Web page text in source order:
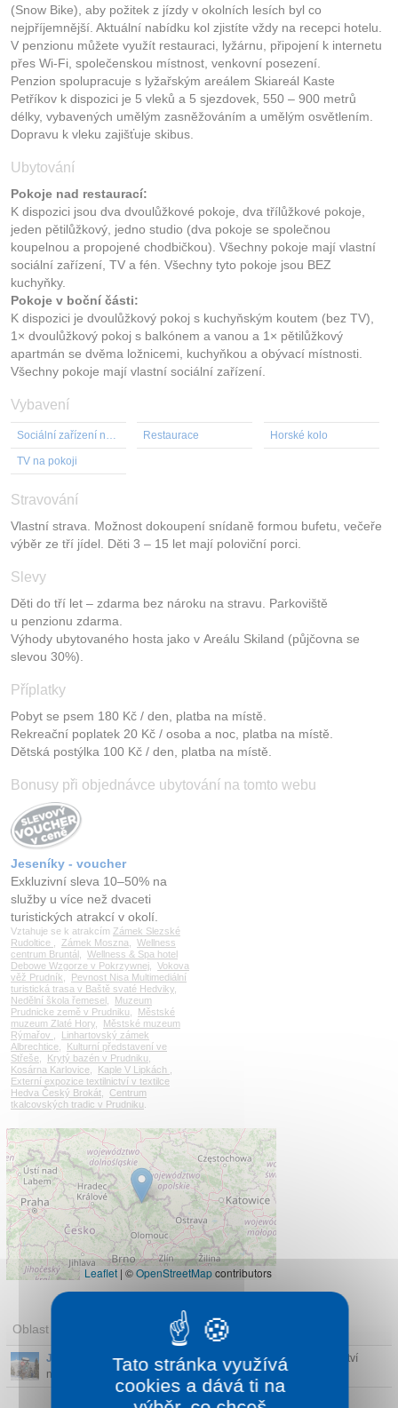
(Snow Bike), aby požitek z jízdy v okolních lesích byl co
nejpříjemnější. Aktuální nabídku kol zjistíte vždy na recepci hotelu.
V penzionu můžete využít restauraci, lyžárnu, připojení k internetu
přes Wi-Fi, společenskou místnost, venkovní posezení.
Penzion spolupracuje s lyžařským areálem Skiareál Kaste
Petříkov k dispozici je 5 vleků a 5 sjezdovek, 550 – 900 metrů
délky, vybavených umělým zasněžováním a umělým osvětlením.
Dopravu k vleku zajišťuje skibus.
Ubytování
Pokoje nad restaurací:
K dispozici jsou dva dvoulůžkové pokoje, dva třílůžkové pokoje,
jeden pětilůžkový, jedno studio (dva pokoje se společnou
koupelnou a propojené chodbičkou). Všechny pokoje mají vlastní
sociální zařízení, TV a fén. Všechny tyto pokoje jsou BEZ
kuchyňky.
Pokoje v boční části:
K dispozici je dvoulůžkový pokoj s kuchyňským koutem (bez TV),
1× dvoulůžkový pokoj s balkónem a vanou a 1× pětilůžkový
apartmán se dvěma ložnicemi, kuchyňkou a obývací místnosti.
Všechny pokoje mají vlastní sociální zařízení.
Vybavení
Sociální zařízení na pokoji Restaurace Horské kolo
TV na pokoji
Stravování
Vlastní strava. Možnost dokoupení snídaně formou bufetu, večeře
výběr ze tří jídel. Děti 3 – 15 let mají poloviční porci.
Slevy
Děti do tří let – zdarma bez nároku na stravu. Parkoviště
u penzionu zdarma.
Výhody ubytovaného hosta jako v Areálu Skiland (půjčovna se
slevou 30%).
Příplatky
Pobyt se psem 180 Kč / den, platba na místě.
Rekreační poplatek 20 Kč / osoba a noc, platba na místě.
Dětská postýlka 100 Kč / den, platba na místě.
Bonusy při objednávce ubytování na tomto webu
Jeseníky - voucher
Exkluzivní sleva 10–50% na
služby u více než dvaceti
turistických atrakcí v okolí.
Vztahuje se k atrakcím Zámek Slezské
Rudoltice
Zámek Moszna
Wellness
centrum Bruntál
Wellness & Spa hotel
Debowe Wzgorze v Pokrzywnej
Vokova
věž Prudník
Pevnost Nisa Multimediální
turistická trasa v Baště svaté Hedviky
Nedělní škola řemesel
Muzeum
Prudnicke země v Prudniku
Městské
muzeum Zlaté Hory
Městské muzeum
Rýmařov
Linhartovský zámek
Albrechtice
Kulturní představení ve
Střeše
Krytý bazén v Prudniku
Kosárna Karlovice
Kaple V Lipkách
Externí expozice textilnictví v textilce
Hedva Český Brokát
Centrum
tkalcovských tradic v Prudniku
Leaflet | ©OpenStreetMapcontributors
Oblast
Jeseníky
- Čistý a svěží vzduch, atraktivní horský terén, množství
nádherných vod...Tato stránka využívá
cookies a dává ti na